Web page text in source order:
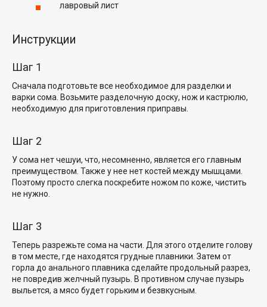
лавровый лист
Инструкции
Шаг 1
Сначала подготовьте все необходимое для разделки и
варки сома. Возьмите разделочную доску, нож и кастрюлю,
необходимую для приготовления приправы.
Шаг 2
У сома нет чешуи, что, несомненно, является его главным
преимуществом. Также у нее нет костей между мышцами.
Поэтому просто слегка поскребите ножом по коже, чистить
не нужно.
Шаг 3
Теперь разрежьте сома на части. Для этого отделите голову
в том месте, где находятся грудные плавники. Затем от
горла до анального плавника сделайте продольный разрез,
не повредив желчный пузырь. В противном случае пузырь
выльется, а мясо будет горьким и безвкусным.